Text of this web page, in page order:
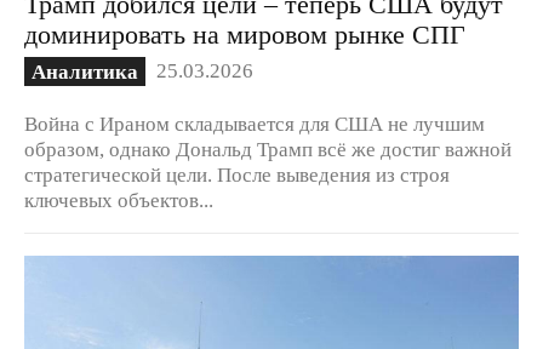
доминировать на мировом рынке СПГ
Аналитика 25.03.2026
Война с Ираном складывается для США не лучшим
образом, однако Дональд Трамп всё же достиг важной
стратегической цели. После выведения из строя
ключевых объектов...